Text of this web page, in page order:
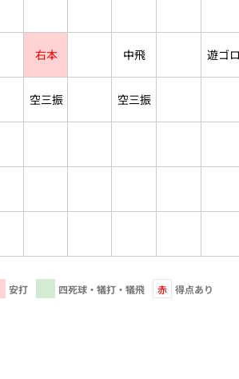
右本 中飛 遊ゴ
空三振 空三振
安打 四死球・犠打・犠飛 赤 得点あり